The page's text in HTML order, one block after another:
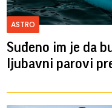
ASTRO
Suđeno im je da
ljubavni parovi